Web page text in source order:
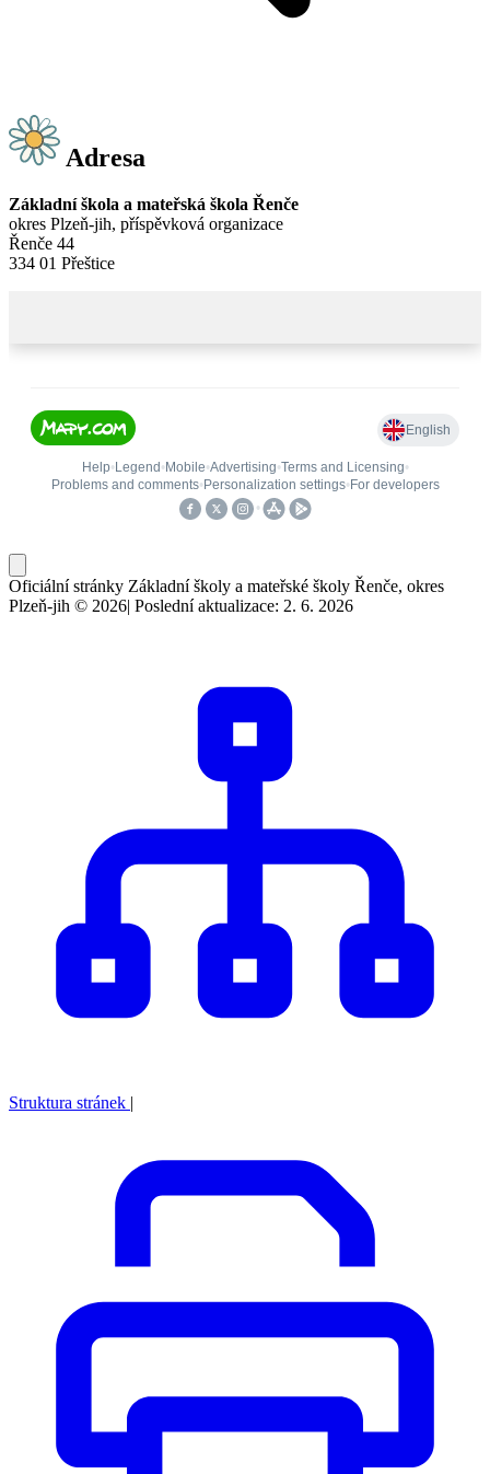
Adresa
Základní škola a mateřská škola Řenče
okres Plzeň-jih, příspěvková organizace
Řenče 44
334 01 Přeštice
Oficiální stránky Základní školy a mateřské školy Řenče, okres
Plzeň-jih © 2026| Poslední aktualizace: 2. 6. 2026
Struktura stránek |